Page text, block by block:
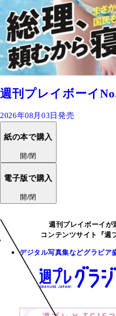
週刊プレイボーイ
2026年08月03日発売
紙の本で購入
開/閉
電子版で購入
開/閉
週刊プレイボーイが
コンテンツサイト『週
デジタル写真集などグラビア